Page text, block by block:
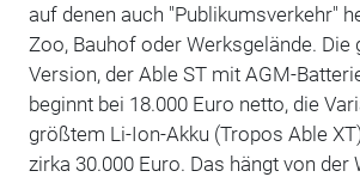
auf denen auch "Publikumsverkehr"
Zoo, Bauhof oder Werksgelände. Die
Version, der Able ST mit AGM-
beginnt bei 18.000 Euro netto, die
größtem Li-Ion-Akku (Tropos Able
zirka 30.000 Euro. Das hängt von der